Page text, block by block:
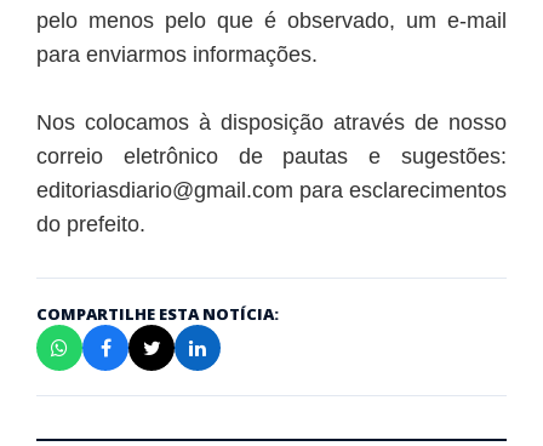
pelo menos pelo que é observado, um e-mail
para enviarmos informações.
Nos colocamos à disposição através de nosso
correio eletrônico de pautas e sugestões:
editoriasdiario@gmail.com para esclarecimentos
do prefeito.
COMPARTILHE ESTA NOTÍCIA: